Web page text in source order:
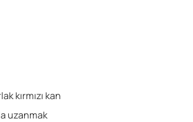
kırmızı kan
uzanmak